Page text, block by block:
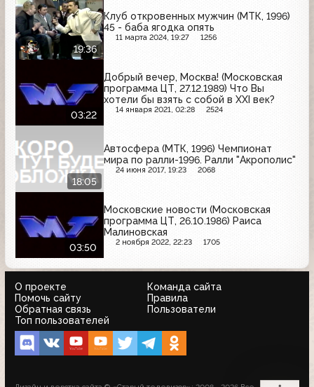
19:36
Клуб откровенных мужчин (МТК, 1996)
45 - баба ягодка опять
11 марта 2024, 19:27 1256
03:22
Добрый вечер, Москва! (Московская
программа ЦТ, 27.12.1989) Что Вы
хотели бы взять с собой в XXI век?
14 января 2021, 02:28 2524
18:05
Автосфера (МТК, 1996) Чемпионат
мира по ралли-1996. Ралли "Акрополис"
24 июня 2017, 19:23 2068
03:50
Московские новости (Московская
программа ЦТ, 26.10.1986) Раиса
Малиновская
2 ноября 2022, 22:23 1705
О проекте
Команда сайта
Помочь сайту
Правила
Обратная связь
Пользователи
Топ пользователей